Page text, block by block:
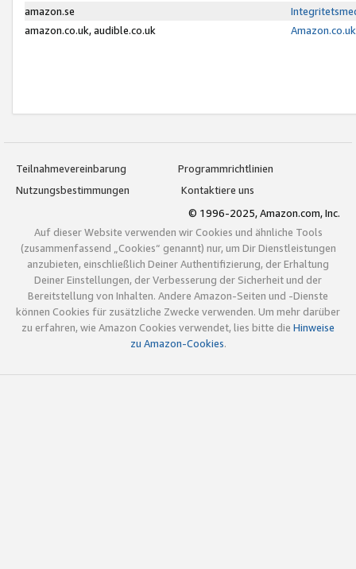
amazon.se
amazon.co.uk, audible.co.uk
Teilnahmevereinbarung
Programmrichtlinien
Nutzungsbestimmungen
Kontaktiere uns
© 1996-2025, Amazon.com, Inc.
Auf dieser Website verwenden wir Cookies und ähnliche Tools
(zusammenfassend „Cookies“ genannt) nur, um Dir Dienstleistungen
anzubieten, einschließlich Deiner Authentifizierung, der Erhaltung
Deiner Einstellungen, der Verbesserung der Sicherheit und der
Bereitstellung von Inhalten. Andere Amazon-Seiten und -Dienste
können Cookies für zusätzliche Zwecke verwenden. Um mehr darüber
zu erfahren, wie Amazon Cookies verwendet, lies bitte die Hinweise
zu Amazon-Cookies.